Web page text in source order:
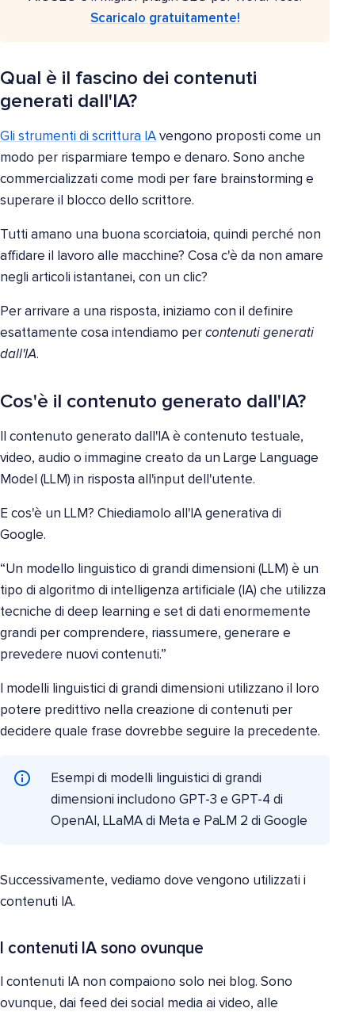
Scaricalo gratuitamente!
Qual è il fascino dei contenuti
generati dall'IA?
Gli strumenti di scrittura IA vengono proposti come un
modo per risparmiare tempo e denaro. Sono anche
commercializzati come modi per fare brainstorming e
superare il blocco dello scrittore.
Tutti amano una buona scorciatoia, quindi perché non
affidare il lavoro alle macchine? Cosa c'è da non amare
negli articoli istantanei, con un clic?
Per arrivare a una risposta, iniziamo con il definire
esattamente cosa intendiamo per contenuti generati
dall'IA.
Cos'è il contenuto generato dall'IA?
Il contenuto generato dall'IA è contenuto testuale,
video, audio o immagine creato da un Large Language
Model (LLM) in risposta all'input dell'utente.
E cos'è un LLM? Chiediamolo all'IA generativa di
Google.
“Un modello linguistico di grandi dimensioni (LLM) è un
tipo di algoritmo di intelligenza artificiale (IA) che utilizza
tecniche di deep learning e set di dati enormemente
grandi per comprendere, riassumere, generare e
prevedere nuovi contenuti.”
I modelli linguistici di grandi dimensioni utilizzano il loro
potere predittivo nella creazione di contenuti per
decidere quale frase dovrebbe seguire la precedente.
Esempi di modelli linguistici di grandi
dimensioni includono GPT-3 e GPT-4 di
OpenAI, LLaMA di Meta e PaLM 2 di Google
Successivamente, vediamo dove vengono utilizzati i
contenuti IA.
I contenuti IA sono ovunque
I contenuti IA non compaiono solo nei blog. Sono
ovunque, dai feed dei social media ai video, alle